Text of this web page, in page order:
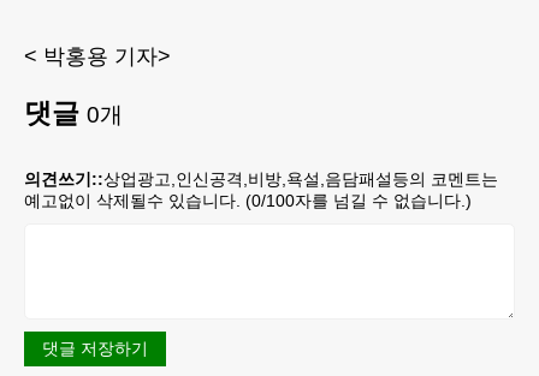
< 박홍용 기자>
댓글 0개
의견쓰기::상업광고,인신공격,비방,욕설,음담패설등의 코멘트는
예고없이 삭제될수 있습니다. (0/100자를 넘길 수 없습니다.)
댓글 저장하기